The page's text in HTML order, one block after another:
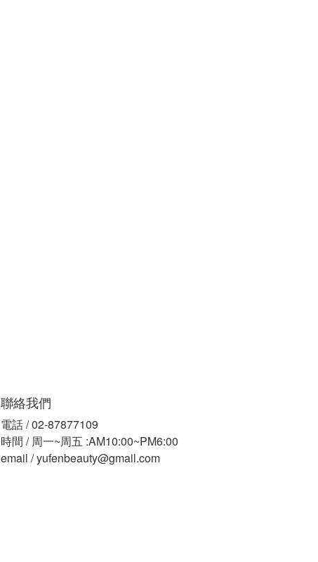
聯絡我們
電話 / 02-87877109
時間 / 周一~周五 :AM10:00~PM6:00
email / yufenbeauty@gmail.com